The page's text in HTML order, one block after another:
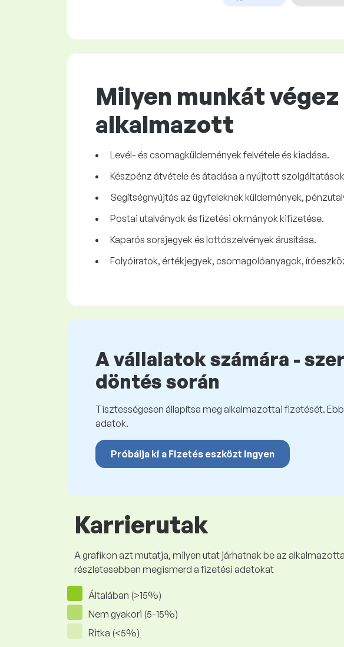
Milyen munkát
alkalmazott
Levél- és csomagküldemények felvétele és kiadása.
Készpénz átvétele és átadása a nyújtott
Segítségnyújtás az ügyfeleknek küldemények,
Postai utalványok és fizetési okmányok kifizetése.
Kaparós sorsjegyek és lottószelvények árusítása.
Folyóiratok, értékjegyek, csomagolóanyagok,
A vállalatok számára -
döntés során
Tisztességesen állapítsa meg alkalmazottai fizetését.
adatok.
Próbálja ki a Fizetés eszközt ingyen
Karrierutak
A grafikon azt mutatja, milyen utat járhatnak be az
részletesebben megismerd a fizetési adatokat
Általában (>15%)
Nem gyakori (5-15%)
Ritka (<5%)